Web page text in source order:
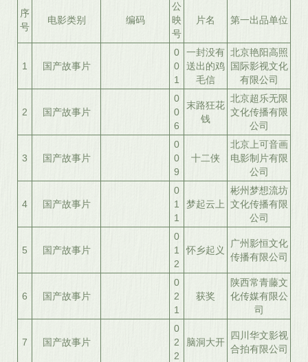
序
号
电影类别 编码
公
映
号
片名 第一出品单位
1 国产故事片
0
0
1
一封没有
送出的鸡
毛信
北京艳阳高照
国际影视文化
有限公司
2 国产故事片
0
0
6
末路狂花
钱
北京超乐无限
文化传播有限
公司
3 国产故事片
0
0
9
十二侠
北京上可音画
电影制片有限
公司
4 国产故事片
0
1
1
梦起云上
彬州梦想流坊
文化传播有限
公司
5 国产故事片
0
1
2
怀乡起义
广州影恒文化
传播有限公司
6 国产故事片
0
2
1
获奖
陕西常青藤文
化传媒有限公
司
7 国产故事片
0
2
2
脑洞大开
四川华文影视
合拍有限公司